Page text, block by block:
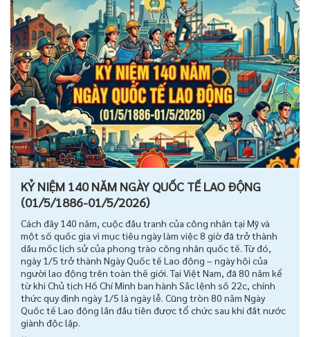
KỶ NIỆM 140 NĂM NGÀY QUỐC TẾ LAO ĐỘNG
(01/5/1886-01/5/2026)
Cách đây 140 năm, cuộc đấu tranh của công nhân tại Mỹ và
một số quốc gia vì mục tiêu ngày làm việc 8 giờ đã trở thành
dấu mốc lịch sử của phong trào công nhân quốc tế. Từ đó,
ngày 1/5 trở thành Ngày Quốc tế Lao động – ngày hội của
người lao động trên toàn thế giới. Tại Việt Nam, đã 80 năm kể
từ khi Chủ tịch Hồ Chí Minh ban hành Sắc lệnh số 22c, chính
thức quy định ngày 1/5 là ngày lễ. Cũng tròn 80 năm Ngày
Quốc tế Lao động lần đầu tiên được tổ chức sau khi đất nước
giành độc lập.